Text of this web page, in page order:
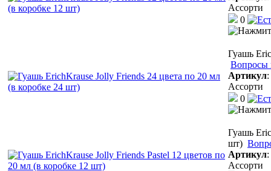
Ассорти
0
Гуашь
Вопросы
Артикул:
Ассорти
0
Гуашь
шт)
Артикул:
Ассорти